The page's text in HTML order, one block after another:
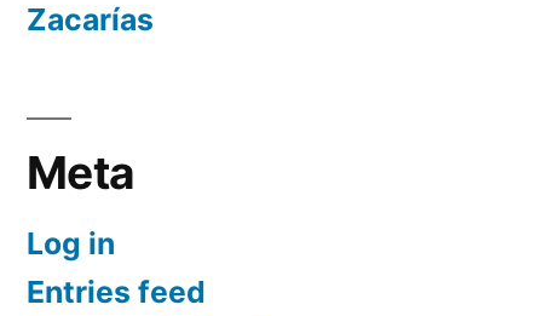
Zacarías
Meta
Log in
Entries feed